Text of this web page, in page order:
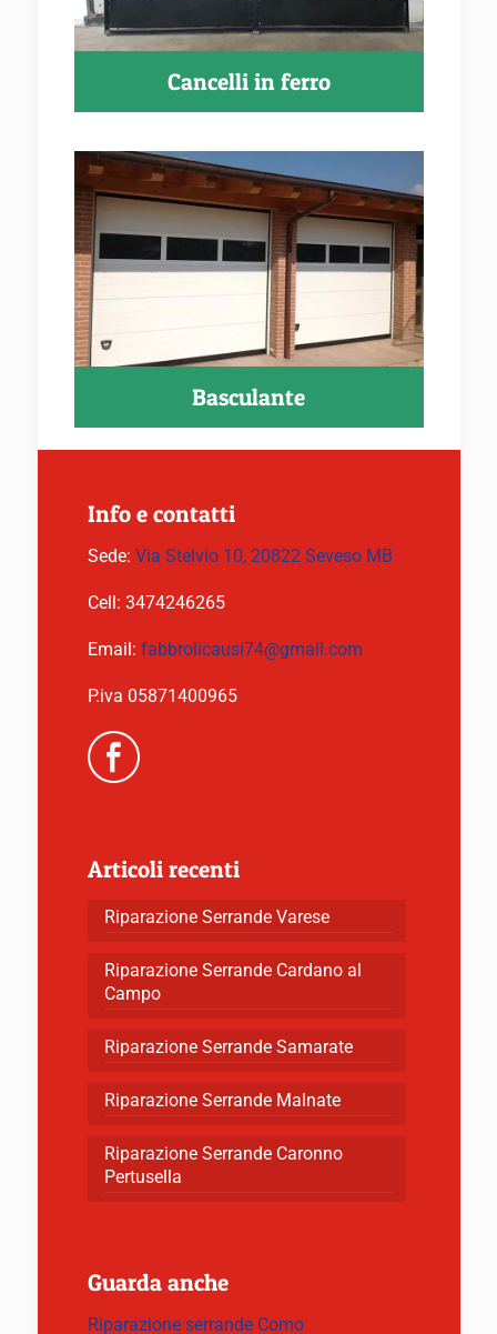
Cancelli in ferro
Basculante
Info e contatti
Sede: Via Stelvio 10, 20822 Seveso MB
Cell: 3474246265
Email: fabbrolicausi74@gmail.com
P.iva 05871400965
Articoli recenti
Riparazione Serrande Varese
Riparazione Serrande Cardano al
Campo
Riparazione Serrande Samarate
Riparazione Serrande Malnate
Riparazione Serrande Caronno
Pertusella
Guarda anche
Riparazione serrande Como